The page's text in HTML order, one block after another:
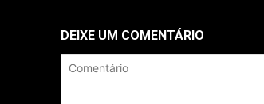
DEIXE UM COMENTÁRIO